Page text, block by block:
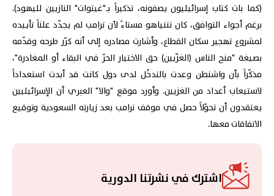
(كما بات كتاب إسرائيليون يصفونه، تذكيراً بـ"غيتوات" النازيين لليهود).
برغم أجواء التوافق، كان نتنياهو مستاءً لأن ترامب لم يجدّد علناً تأييده
لمشروع تهجير سكان القطاع، وأشارت مصادره إلى أنه كرّر طرحه وقدّمه
بصيغة "منح الناس (الغزّيين) حق الاختيار الحرّ في البقاء أو المغادرة"،
مذكّراً بأن واشنطن وعدت بالتدخّل لدى دول كانت قد أبدت استعداداً
لاستيعاب أعداد من الغزيين. وأورد موقع "والا" العبري أن الإسرائيليين
يعتقدون أن تحوّلاً حصل في موقف ترامب بعد زيارته السعودية وتوقيع
الاتفاقات معها.
اشترك في نشرتنا الدورية